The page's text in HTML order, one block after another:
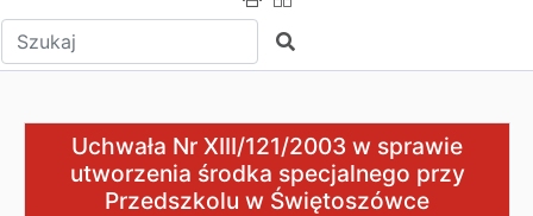
Wpisz tekst do wyszukania Szukaj
Uchwała Nr XIII/121/2003 w sprawie utworzenia
Uchwała Nr XIII/121/2003 w sprawie
utworzenia środka specjalnego przy
Przedszkolu w Świętoszówce